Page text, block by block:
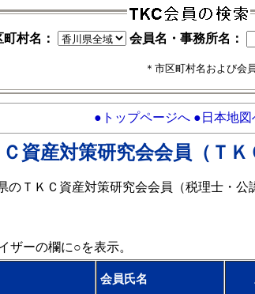
村名： 会員名・事務所名：
＊市区町村名および会
●トップページへ ●日本地図
Ｃ資産対策研究会会員（Ｔ
のＴＫＣ資産対策研究会会員（税理士・公
ザーの欄に○を表示。
会員氏名